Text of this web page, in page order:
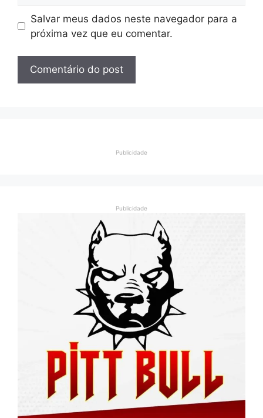
Salvar meus dados neste navegador para a
próxima vez que eu comentar.
Publicidade
Publicidade